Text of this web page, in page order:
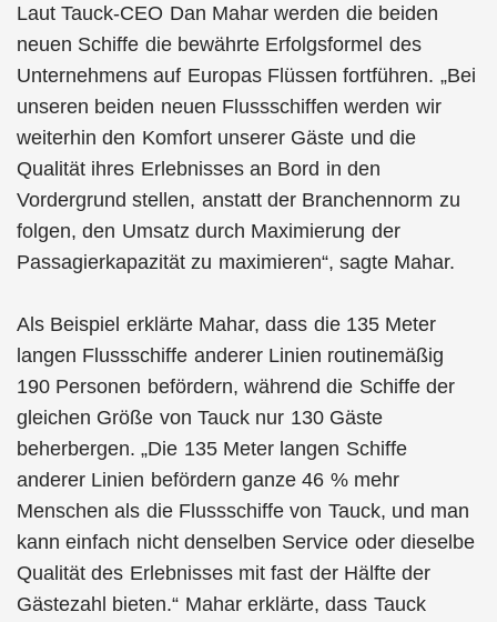
Laut Tauck-CEO Dan Mahar werden die beiden
neuen Schiffe die bewährte Erfolgsformel des
Unternehmens auf Europas Flüssen fortführen. „Bei
unseren beiden neuen Flussschiffen werden wir
weiterhin den Komfort unserer Gäste und die
Qualität ihres Erlebnisses an Bord in den
Vordergrund stellen, anstatt der Branchennorm zu
folgen, den Umsatz durch Maximierung der
Passagierkapazität zu maximieren“, sagte Mahar.
Als Beispiel erklärte Mahar, dass die 135 Meter
langen Flussschiffe anderer Linien routinemäßig
190 Personen befördern, während die Schiffe der
gleichen Größe von Tauck nur 130 Gäste
beherbergen. „Die 135 Meter langen Schiffe
anderer Linien befördern ganze 46 % mehr
Menschen als die Flussschiffe von Tauck, und man
kann einfach nicht denselben Service oder dieselbe
Qualität des Erlebnisses mit fast der Hälfte der
Gästezahl bieten.“ Mahar erklärte, dass Tauck